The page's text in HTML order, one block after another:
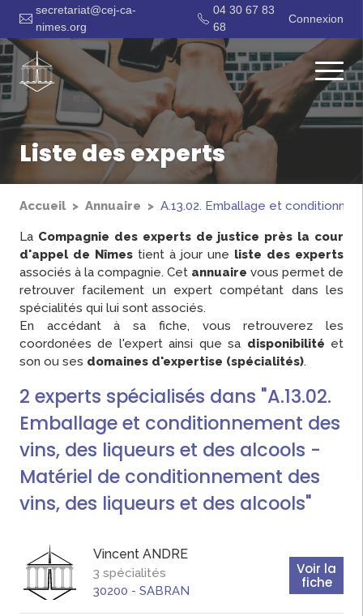
secretariat@cej-ca-
nimes.org
04 30 67 83
68
Connexion
Liste des experts
Accueil Annuaire A.13.02. Emballage et
La Compagnie des experts de justice près la cour
d'appel de Nîmes tient à jour une liste des experts
associés à la compagnie. Cet annuaire vous permet de
retrouver facilement un expert compétant dans les
spécialités qui lui sont associés.
En accédant à sa fiche, vous retrouverez les
coordonées de l'expert ainsi que sa disponibilité et
son ou ses domaines d'expertise (spécialités).
2 experts spécialisés dans "A.13.02.
Emballage et conditionnement des
vins, des liqueurs et des alcools -
Matériel de conditionnement des
vins, des liqueurs et des alcools"
Vincent ANDRE
3 spécialités
30200 - SABRAN
Voir la
fiche